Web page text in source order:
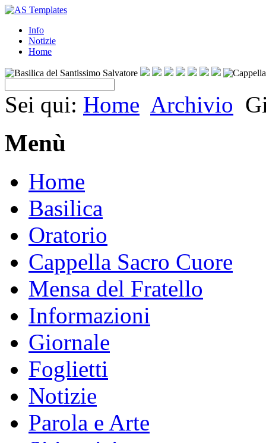
Info
Notizie
Home
Sei qui: Home Archivio
Menù
Home
Basilica
Oratorio
Cappella Sacro Cuore
Mensa del Fratello
Informazioni
Giornale
Foglietti
Notizie
Parola e Arte